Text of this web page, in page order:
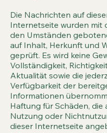
Die Nachrichten auf
Internetseite wurden mit
den Umständen
auf Inhalt, Herkunft und
geprüft. Es wird keine
Vollständigkeit,
Aktualität sowie die
Verfügbarkeit der
Informationen
Haftung für Schäden, die
Nutzung oder
dieser Internetseite